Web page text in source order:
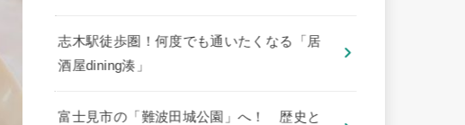
志木駅徒歩圏！何度でも通いたくなる「居
酒屋dining湊」
​富士見市の「難波田城公園」へ！ 歴史と